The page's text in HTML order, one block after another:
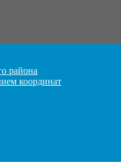
района
координат